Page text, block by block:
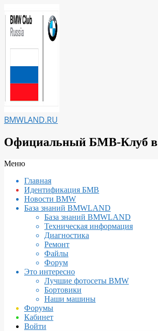
к
содержимому
BMWLAND.RU
Официальный БМВ-Клуб в
Вторичное
навигации
Меню
Главная
Идентификация БМВ
Новости BMW
База знаний BMWLAND
База знаний BMWLAND
Техническая информация
Диагностика
Ремонт
Файлы
Форум
Это интересно
Лучшие фотосеты BMW
Бортовики
Наши машины
Форумы
Кабинет
Войти